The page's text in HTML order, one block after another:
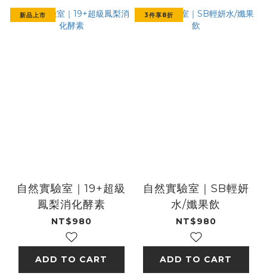
新品上市
自然實驗室｜19+超級
鳳梨消化酵素
NT$980
ADD TO CART
3件享8折
自然實驗室｜SB輕妍
水/孅果飲
NT$980
ADD TO CART